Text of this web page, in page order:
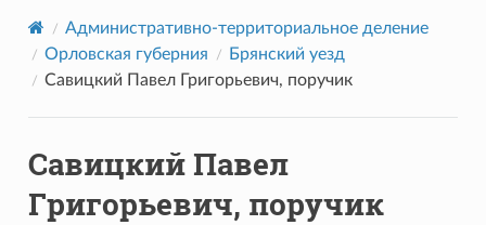
Административно-территориальное деление
Орловская губерния
Брянский уезд
Савицкий Павел Григорьевич, поручик
Савицкий Павел
Григорьевич, поручик